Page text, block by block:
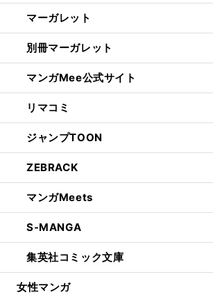
マーガレット
別冊マーガレット
マンガMee公式サイト
リマコミ
ジャンプTOON
ZEBRACK
マンガMeets
S-MANGA
集英社コミック文庫
女性マンガ